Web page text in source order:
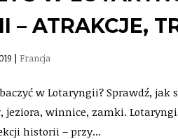
– ATRAKCJE,
| Francja
w Lotaryngii? Sprawdź,
jeziora, winnice, zamki.
historii – przy...